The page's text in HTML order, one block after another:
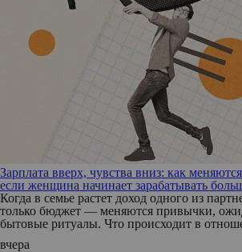
Зарплата вверх, чувства вниз: как
если женщина начинает зарабатывать
Когда в семье растет доход одного из
только бюджет — меняются привычки,
бытовые ритуалы. Что происходит в
вчера